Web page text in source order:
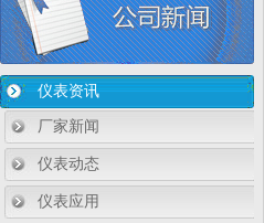
仪表资讯
厂家新闻
仪表动态
仪表应用